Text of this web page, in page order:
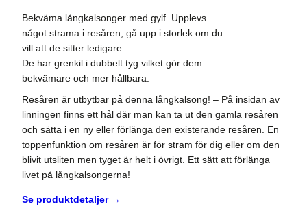
Bekväma långkalsonger med gylf. Upplevs
något strama i resåren, gå upp i storlek om du
vill att de sitter ledigare.
De har grenkil i dubbelt tyg vilket gör dem
bekvämare och mer hållbara.
Resåren är utbytbar på denna långkalsong! – På insidan av
linningen finns ett hål där man kan ta ut den gamla resåren
och sätta i en ny eller förlänga den existerande resåren. En
toppenfunktion om resåren är för stram för dig eller om den
blivit utsliten men tyget är helt i övrigt. Ett sätt att förlänga
livet på långkalsongerna!
Se produktdetaljer →